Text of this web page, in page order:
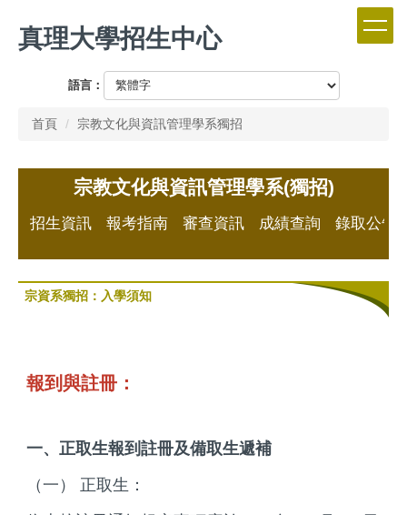
到
主真理大學招生中心
語言：
首頁 宗教文化與資訊管理學系獨招
宗教文化與資訊管理學系(獨招)
招生資訊 報考指南 審查資訊 成績查詢 錄取公告
宗資系獨招：入學須知
報到與註冊：
一、正取生報到註冊及備取生遞補
（一） 正取生：